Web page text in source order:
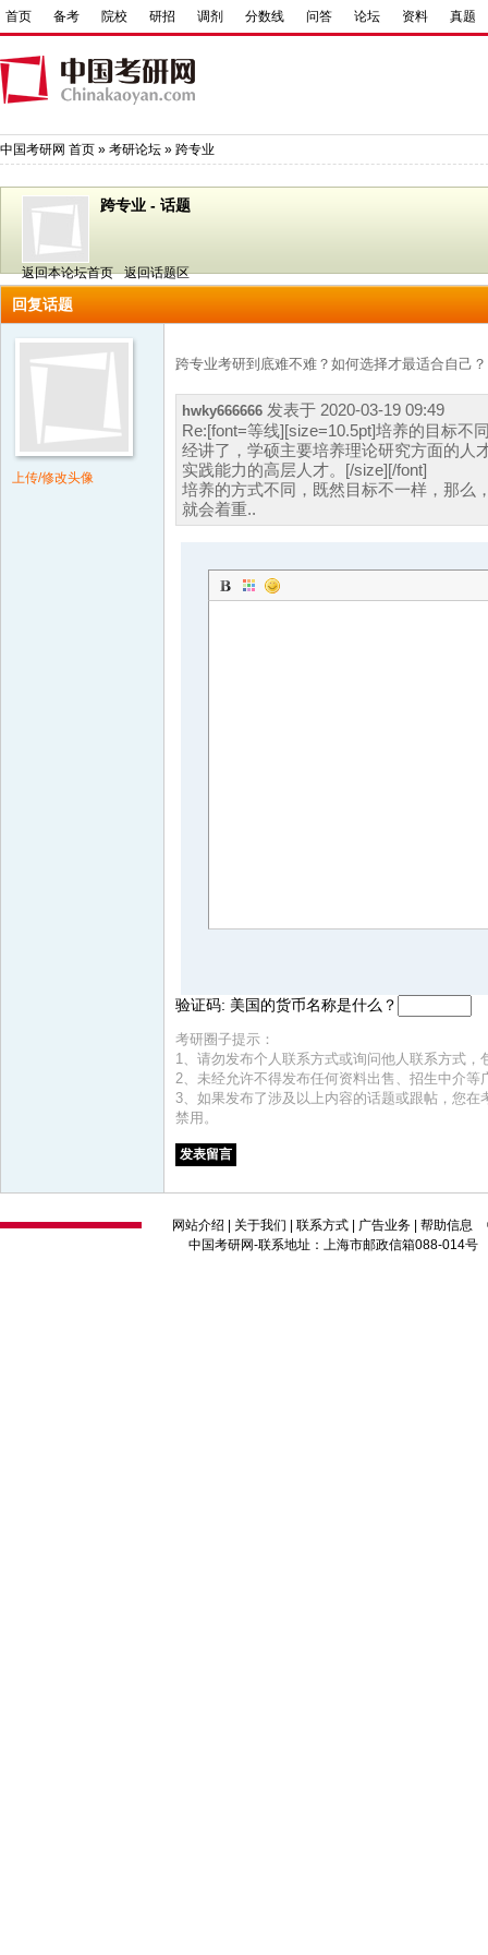
首页 备考 院校 研招 调剂 分数线 问答 论坛 资料 真题
中国考研网 首页 » 考研论坛 » 跨专业
跨专业 - 话题
返回本论坛首页 返回话题区
回复话题
上传/修改头像
跨专业考研到底难不难？如何选择才最适合自己？
hwky666666 发表于 2020-03-19 09:49
Re:[font=等线][size=10.5pt]培养的目标不
经讲了，学硕主要培养理论研究方面的人
实践能力的高层人才。[/size][/font]
培养的方式不同，既然目标不一样，那么
就会着重..
验证码: 美国的货币名称是什么？
考研圈子提示：
1、请勿发布个人联系方式或询问他人联系方式，
2、未经允许不得发布任何资料出售、招生中介等
3、如果发布了涉及以上内容的话题或跟帖，您在
禁用。
网站介绍 关于我们 联系方式 广告业务 帮助信息
中国考研网-联系地址：上海市邮政信箱088-014